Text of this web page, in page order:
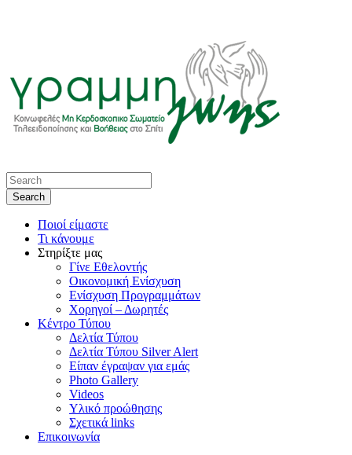
Ποιοί είμαστε
Τι κάνουμε
Στηρίξτε μας
Γίνε Εθελοντής
Οικονομική Ενίσχυση
Ενίσχυση Προγραμμάτων
Χορηγοί – Δωρητές
Κέντρο Τύπου
Δελτία Τύπου
Δελτία Τύπου Silver Alert
Είπαν έγραψαν για εμάς
Photo Gallery
Videos
Υλικό προώθησης
Σχετικά links
Επικοινωνία